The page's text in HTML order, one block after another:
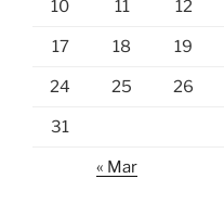
10 11 12
17 18 19
24 25 26
31
« Mar